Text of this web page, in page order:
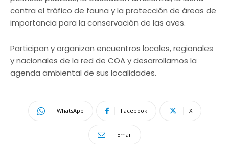
contra el tráfico de fauna y la protección de áreas de
importancia para la conservación de las aves.
Participan y organizan encuentros locales, regionales
y nacionales de la red de COA y desarrollamos la
agenda ambiental de sus localidades.
WhatsApp Facebook X
Email